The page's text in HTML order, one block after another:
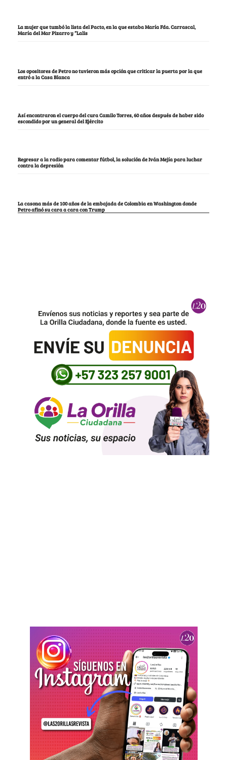
La mujer que tumbó la lista del Pacto, en la que estaba María Fda. Carrascal,
María del Mar Pizarro y “Lalis
Los opositores de Petro no tuvieron más opción que criticar la puerta por la que
entró a la Casa Blanca
Así encontraron el cuerpo del cura Camilo Torres, 60 años después de haber sido
escondido por un general del Ejército
Regresar a la radio para comentar fútbol, la solución de Iván Mejía para luchar
contra la depresión
La casona más de 100 años de la embajada de Colombia en Washington donde
Petro afinó su cara a cara con Trump